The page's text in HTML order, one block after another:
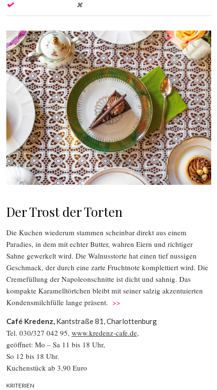
Der Trost der Torten
Die Kuchen wiederum stammen scheinbar direkt aus einem
Paradies, in dem mit echter Butter, wahren Eiern und richtiger
Sahne gewerkelt wird. Die Walnusstorte hat einen tief nussigen
Geschmack, der durch eine zarte Fruchtnote komplettiert wird. Die
Cremefüllung der Napoleonschnitte ist dicht und sahnig. Das
kompakte Karamelltörtchen bleibt mit seiner salzig akzentuierten
Kondensmilchfülle lange präsent. >>
Café Kredenz,Kantstraße 81, Charlottenburg
Tel. 030/327 042 95, www.kredenz-cafe.de,
geöffnet: Mo – Sa 11 bis 18 Uhr,
So 12 bis 18 Uhr.
Kuchenstück ab 3,90 Euro
KRITERIEN